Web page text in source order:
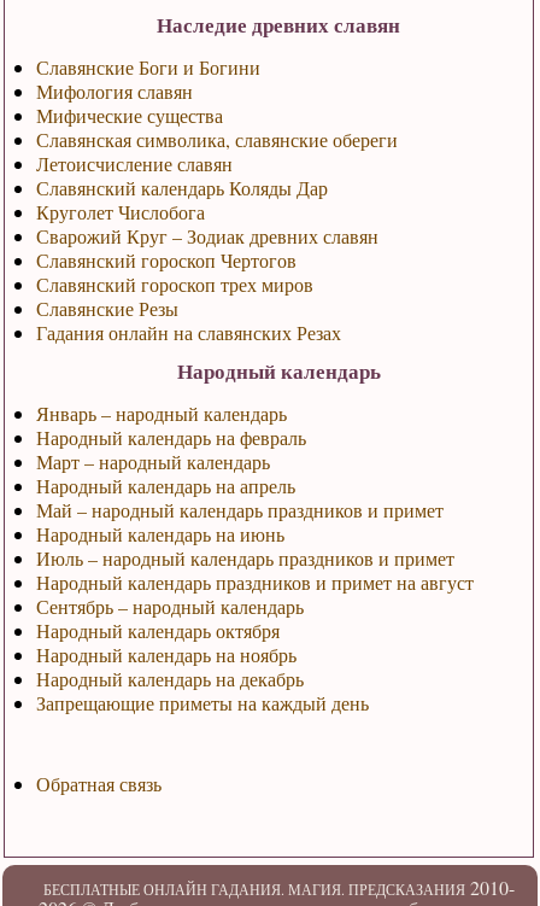
Наследие древних славян
Славянские Боги и Богини
Мифология славян
Мифические существа
Славянская символика, славянские обереги
Летоисчисление славян
Славянский календарь Коляды Дар
Круголет Числобога
Сварожий Круг – Зодиак древних славян
Славянский гороскоп Чертогов
Славянский гороскоп трех миров
Славянские Резы
Гадания онлайн на славянских Резах
Народный календарь
Январь – народный календарь
Народный календарь на февраль
Март – народный календарь
Народный календарь на апрель
Май – народный календарь праздников и примет
Народный календарь на июнь
Июль – народный календарь праздников и примет
Народный календарь праздников и примет на август
Сентябрь – народный календарь
Народный календарь октября
Народный календарь на ноябрь
Народный календарь на декабрь
Запрещающие приметы на каждый день
Обратная связь
БЕСПЛАТНЫЕ ОНЛАЙН ГАДАНИЯ. МАГИЯ. ПРЕДСКАЗАНИЯ2010-